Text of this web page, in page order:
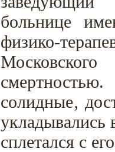
больнице
физико-
солидные‚
укладывались
сплетался с